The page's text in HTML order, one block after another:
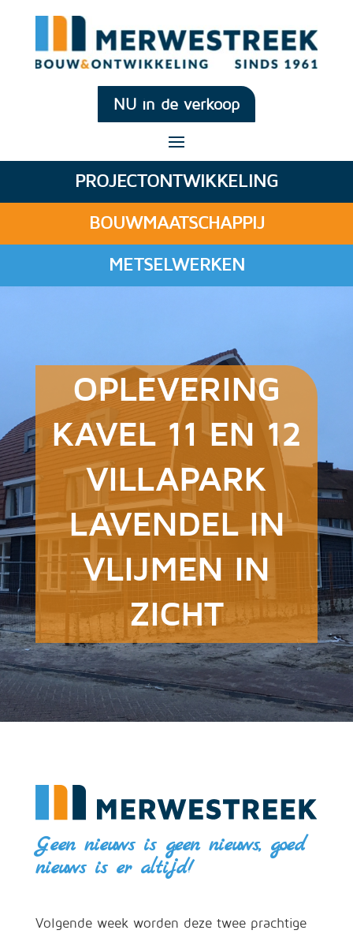
NU in de verkoop
PROJECTONTWIKKELING
BOUWMAATSCHAPPIJ
METSELWERKEN
OPLEVERING
KAVEL 11 EN 12
VILLAPARK
LAVENDEL IN
VLIJMEN IN
ZICHT
Geen nieuws is geen nieuws, goed
nieuws is er altijd!
Volgende week worden deze twee prachtige